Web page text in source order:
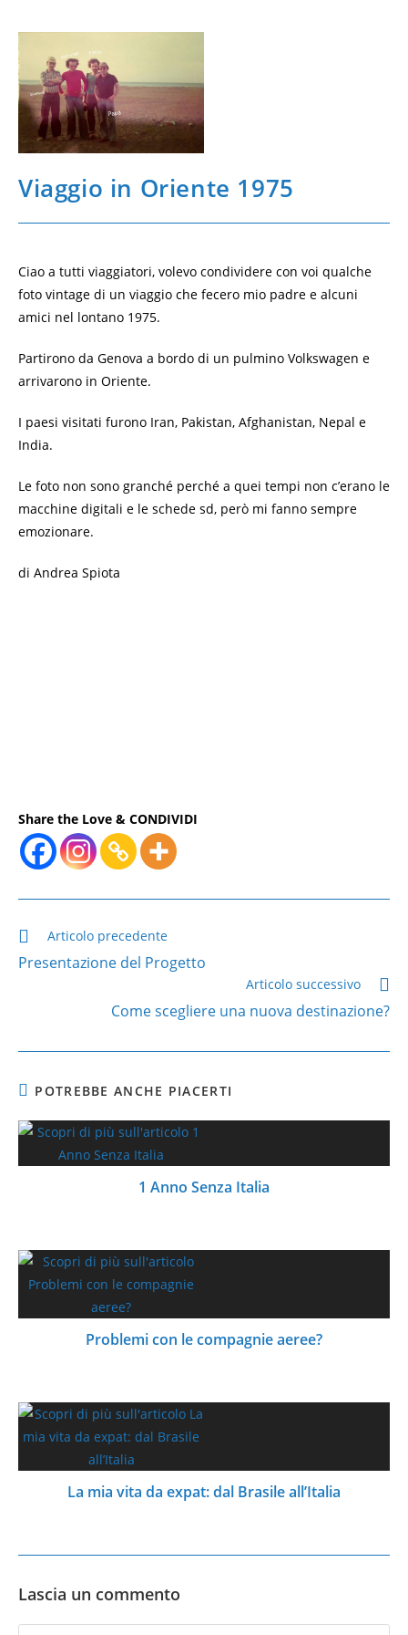
Viaggio in Oriente 1975
Ciao a tutti viaggiatori, volevo condividere con voi qualche
foto vintage di un viaggio che fecero mio padre e alcuni
amici nel lontano 1975.
Partirono da Genova a bordo di un pulmino Volkswagen e
arrivarono in Oriente.
I paesi visitati furono Iran, Pakistan, Afghanistan, Nepal e
India.
Le foto non sono granché perché a quei tempi non c’erano le
macchine digitali e le schede sd, però mi fanno sempre
emozionare.
di Andrea Spiota
Share the Love & CONDIVIDI
Leggi
articoli
Articolo precedente
Presentazione del Progetto
Articolo successivo
Come scegliere una nuova destinazione?
POTREBBE ANCHE PIACERTI
1 Anno Senza Italia
Problemi con le compagnie aeree?
La mia vita da expat: dal Brasile all’Italia
Lascia un commento